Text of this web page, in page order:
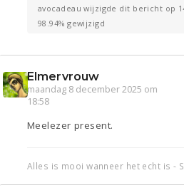
avocadeau wijzigde dit bericht op
98.94% gewijzigd
Elmervrouw
maandag 8 december 2025 om
18:58
Meelezer present.
Alles is mooi wanneer het echt is -